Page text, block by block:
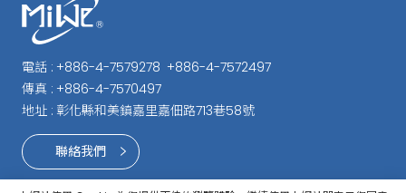
電話 : +886-4-7579278 +886-4-7572497
傳真 : +886-4-7570497
地址 : 彰化縣和美鎮嘉里嘉佃路713巷58號
聯絡我們